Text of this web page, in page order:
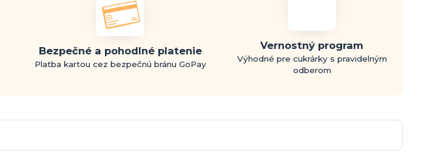
Bezpečné a pohodlné platenie
Platba kartou cez bezpečnú bránu GoPay
Vernostný program
Výhodné pre cukrárky s pravidelným
odberom